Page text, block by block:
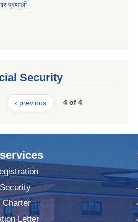
प्रणाली
Security
‹ previous 4 of 4
Charter
Letter